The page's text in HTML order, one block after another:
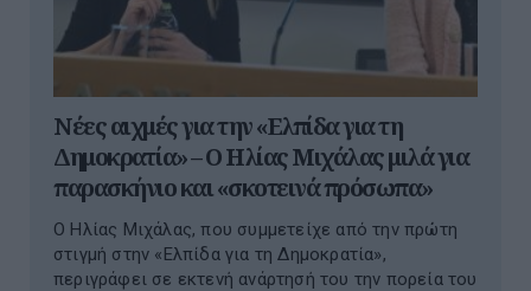
Νέες αιχμές για την «Ελπίδα για τη
Δημοκρατία» – Ο Ηλίας Μιχάλας μιλά για
παρασκήνιο και «σκοτεινά πρόσωπα»
Ο Ηλίας Μιχάλας, που συμμετείχε από την πρώτη
στιγμή στην «Ελπίδα για τη Δημοκρατία»,
περιγράφει σε εκτενή ανάρτησή του την πορεία του